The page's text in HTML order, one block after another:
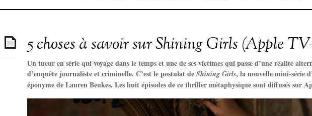
5 choses à savoir sur Shining Girls (Apple
Un tueur en série qui voyage dans le temps et une de ses victimes qui passe d’une réalité
d’enquête journaliste et criminelle. C’est le postulat de Shining Girls, la nouvelle mini-série
éponyme de Lauren Beukes. Les huit épisodes de ce thriller métaphysique sont diffusés sur